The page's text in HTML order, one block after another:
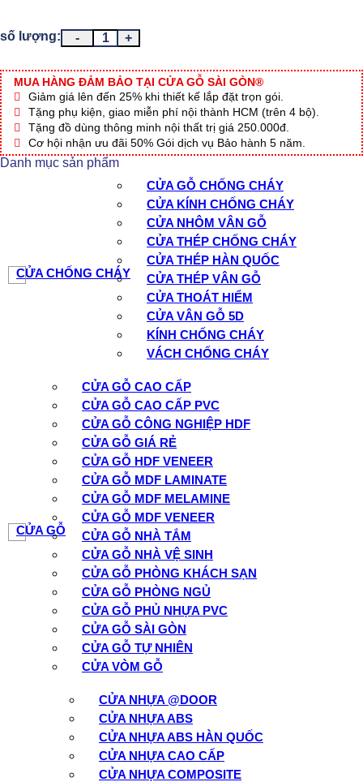
CỬA GỖ TỰ NHIÊN GTN 2A1 số lượng
MUA HÀNG ĐẢM BẢO TẠI CỬA GỖ SÀI GÒN®
Giảm giá lên đến 25% khi thiết kế lắp đặt trọn gói.
Tặng phụ kiện, giao miễn phí nội thành HCM (trên 4 bộ).
Tặng đồ dùng thông minh nội thất trị giá 250.000đ.
Cơ hội nhận ưu đãi 50% Gói dịch vụ Bảo hành 5 năm.
Danh mục sản phẩm
CỬA CHỐNG CHÁY
CỬA GỖ CHỐNG CHÁY
CỬA KÍNH CHỐNG CHÁY
CỬA NHÔM VÂN GỖ
CỬA THÉP CHỐNG CHÁY
CỬA THÉP HÀN QUỐC
CỬA THÉP VÂN GỖ
CỬA THOÁT HIỂM
CỬA VÂN GỖ 5D
KÍNH CHỐNG CHÁY
VÁCH CHỐNG CHÁY
CỬA GỖ
CỬA GỖ CAO CẤP
CỬA GỖ CAO CẤP PVC
CỬA GỖ CÔNG NGHIỆP HDF
CỬA GỖ GIÁ RẺ
CỬA GỖ HDF VENEER
CỬA GỖ MDF LAMINATE
CỬA GỖ MDF MELAMINE
CỬA GỖ MDF VENEER
CỬA GỖ NHÀ TẮM
CỬA GỖ NHÀ VỆ SINH
CỬA GỖ PHÒNG KHÁCH SẠN
CỬA GỖ PHÒNG NGỦ
CỬA GỖ PHỦ NHỰA PVC
CỬA GỖ SÀI GÒN
CỬA GỖ TỰ NHIÊN
CỬA VÒM GỖ
CỬA NHỰA @DOOR
CỬA NHỰA ABS
CỬA NHỰA ABS HÀN QUỐC
CỬA NHỰA CAO CẤP
CỬA NHỰA COMPOSITE